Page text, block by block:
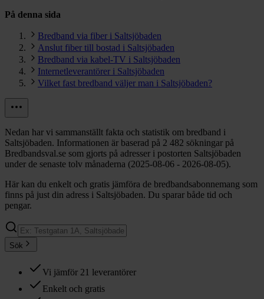
På denna sida
Bredband via fiber i Saltsjöbaden
Anslut fiber till bostad i Saltsjöbaden
Bredband via kabel-TV i Saltsjöbaden
Internetleverantörer i Saltsjöbaden
Vilket fast bredband väljer man i Saltsjöbaden?
Nedan har vi sammanställt fakta och statistik om bredband i
Saltsjöbaden. Informationen är baserad på 2 482 sökningar på
Bredbandsval.se som gjorts på adresser i postorten Saltsjöbaden
under de senaste tolv månaderna (2025-08-06 - 2026-08-05).
Här kan du enkelt och gratis jämföra de bredbandsabonnemang som
finns på just din adress i Saltsjöbaden. Du sparar både tid och
pengar.
Sök
Vi jämför 21 leverantörer
Enkelt och gratis